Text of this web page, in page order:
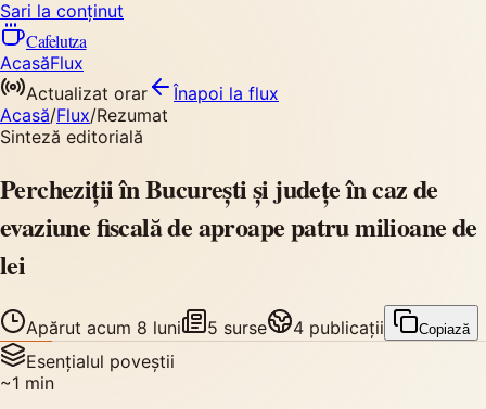
Sari la conținut
Cafelutza
AcasăFlux
Actualizat orar
Înapoi la flux
Acasă/Flux/Rezumat
Sinteză editorială
Percheziții în București și județe în caz de
evaziune fiscală de aproape patru milioane de
lei
Apărut acum 8 luni 5 surse 4 publicații Copiază
Esențialul poveștii
~1 min